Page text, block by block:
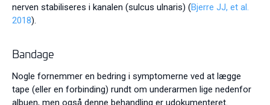
nerven stabiliseres i kanalen (sulcus ulnaris) (Bjerre JJ, et al.
2018).
Bandage
Nogle fornemmer en bedring i symptomerne ved at lægge
tape (eller en forbinding) rundt om underarmen lige nedenfor
albuen, men også denne behandling er udokumenteret.